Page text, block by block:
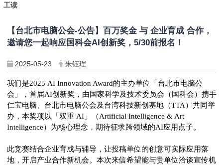
工读
【台北市电脑公会-公告】百万奖金 与 企业育成 合作，
邀请您一起响应国科会AI创新奖，5/30前报名！
2025-05-23 朱钰珵
我们是2025 AI Innovation Award的主办单位「台北市电脑公
会」，首届AI创新奖， 由国家科学及技术委员会（国科会）携手
仁宝电脑、台北市电脑公会及台湾科技新创基地（TTA）共同举
办，本奖项以「双重 AI」（Artificial Intelligence & Art
Intelligence）为核心理念，期待征求跨领域的AI应用点子。
此竞赛结合企业育成与辅导，让投稿单位的创意可实际应用落
地，开启产业合作新机会。本次来信希望能与贵单位洽谈宣传机